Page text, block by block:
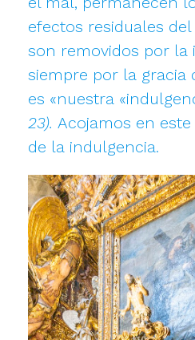
efectos residuales del
son removidos por la
siempre por la gracia
es «nuestra
23). Acojamos en
de la indulgencia.